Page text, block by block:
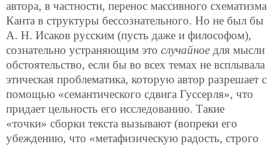
автора, в частности, перенос массивного схематизма
Канта в структуры бессознательного. Но не был бы
А. Н. Исаков русским (пусть даже и философом),
сознательно устраняющим это случайное для мысли
обстоятельство, если бы во всех темах не всплывала
этическая проблематика, которую автор разрешает с
помощью «семантического сдвига Гуссерля», что
придает цельность его исследованию. Такие
«точки» сборки текста вызывают (вопреки его
убеждению, что «метафизическую радость, строго